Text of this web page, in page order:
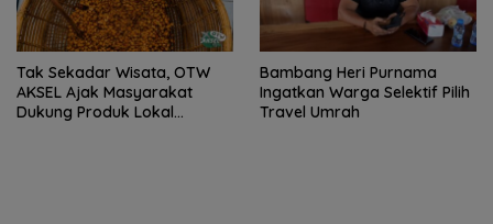
Tak Sekadar Wisata, OTW
AKSEL Ajak Masyarakat
Dukung Produk Lokal
Bambang Heri Purnama
Ingatkan Warga Selektif Pilih
Travel Umrah